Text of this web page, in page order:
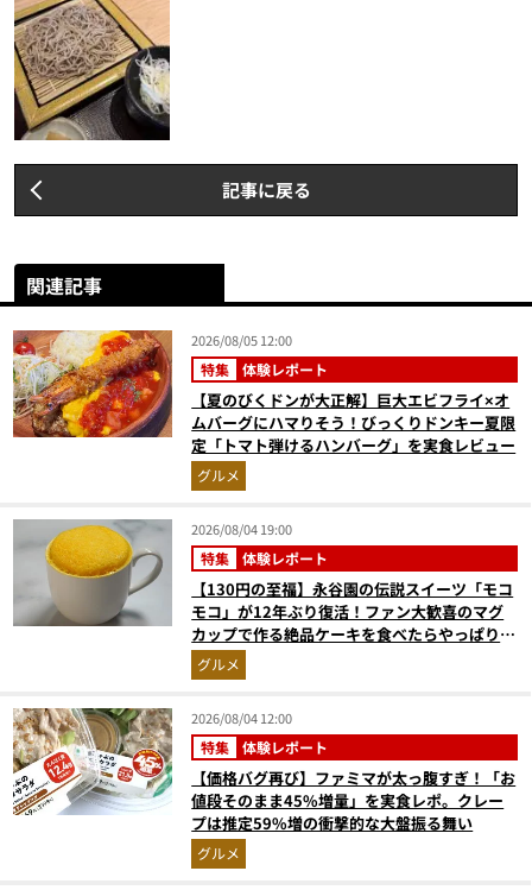
記事に戻る
関連記事
2026/08/05 12:00
特集 体験レポート
【夏のびくドンが大正解】巨大エビフライ×オ
ムバーグにハマりそう！びっくりドンキー夏限
定「トマト弾けるハンバーグ」を実食レビュー
グルメ
2026/08/04 19:00
特集 体験レポート
【130円の至福】永谷園の伝説スイーツ「モコ
モコ」が12年ぶり復活！ファン大歓喜のマグ
カップで作る絶品ケーキを食べたらやっぱり最
高にウマかった
グルメ
2026/08/04 12:00
特集 体験レポート
【価格バグ再び】ファミマが太っ腹すぎ！「お
値段そのまま45%増量」を実食レポ。クレー
プは推定59%増の衝撃的な大盤振る舞い
グルメ